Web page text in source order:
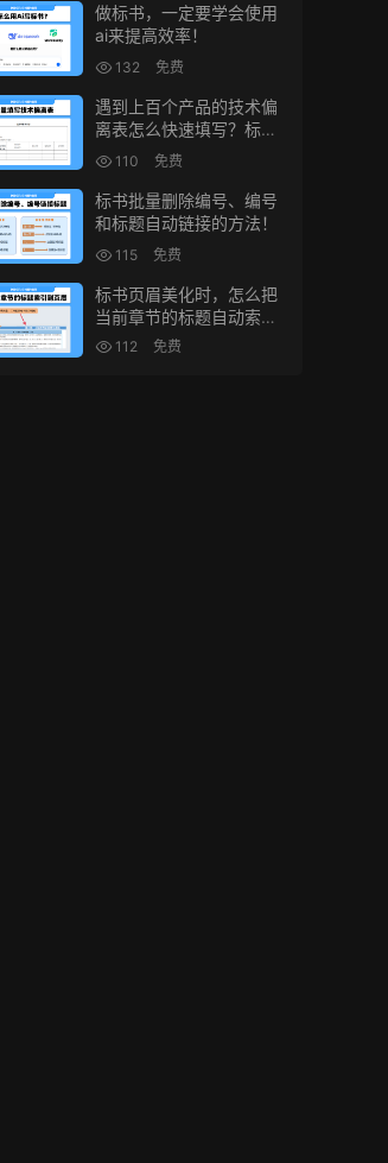
做标书，一定要学会使用
ai来提高效率！
132 免费
遇到上百个产品的技术偏
离表怎么快速填写？标书
制作技巧！
110 免费
标书批量删除编号、编号
和标题自动链接的方法！
115 免费
标书页眉美化时，怎么把
当前章节的标题自动索引
到页眉上？
112 免费